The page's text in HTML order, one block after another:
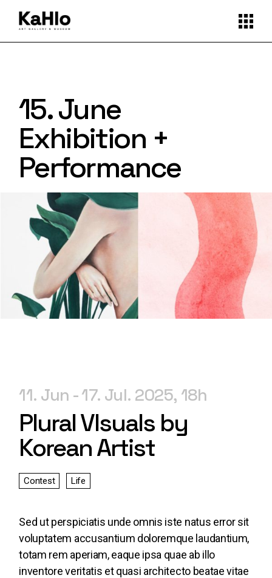
15. June
Exhibition +
Performance
11. Jun 17. Jul. 2025 18
Plural VIsuals by
Korean Artist
Contest Life
Sed ut perspiciatis unde omnis iste natus error sit
voluptatem accusantium doloremque laudantium,
totam rem aperiam, eaque ipsa quae ab illo
inventore veritatis et quasi architecto beatae vitae